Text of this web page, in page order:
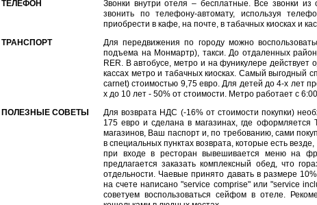
ТЕЛЕФОН
Звонки внутри отеля – бесплатные. Все звонки
звонить по телефону-автомату, используя
приобрести в кафе, на почте, в табачных киосках и
ТРАНСПОРТ
Для передвижения по городу можно
подъема на Монмартр), такси. До отдаленных
RER. В автобусе, метро и на фуникулере
кассах метро и табачных киосках. Самый выгодный
carnet) стоимостью 9,75 евро. Для детей до 4-х лет
х до 10 лет - 50% от стоимости. Метро работает с
ПОЛЕЗНЫЕ СОВЕТЫ
Для возврата НДС (-16% от стоимости покупки)
175 евро и сделана в магазинах, где
магазинов, Ваш паспорт и, по требованию, сами
в специальных пунктах возврата, которые есть
при входе в ресторан вывешивается меню на
предлагается заказать комплексный обед, что
отдельности. Чаевые принято давать в размере
на счете написано "service comprise" или "service
советуем воспользоваться сейфом в отеле.